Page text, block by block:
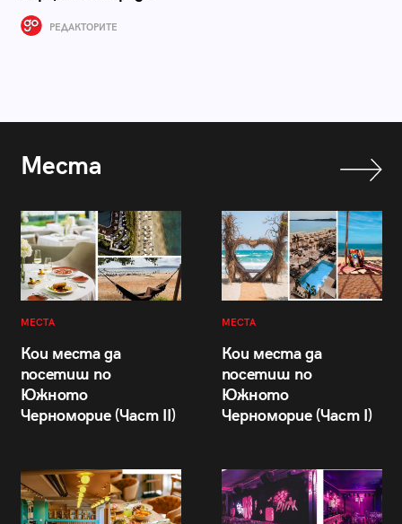
РЕДАКТОРИТЕ
Места
МЕСТА
Кои места да
посетиш по
Южното
Черноморие (Част II)
МЕСТА
Кои места да
посетиш по
Южното
Черноморие (Част I)